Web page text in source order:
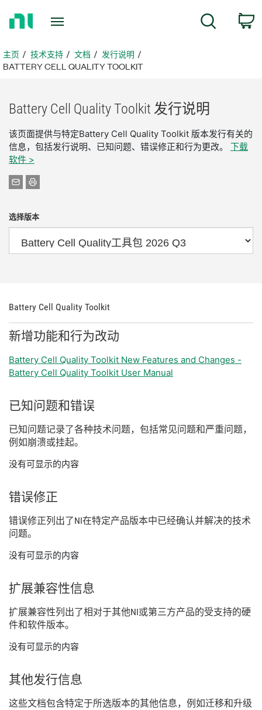
页主页 技术支持 文档
发行说明
BATTERY CELL QUALITY TOOLKIT
Battery Cell Quality Toolkit 发行说明
该页面提供与特定Battery Cell Quality Toolkit 版本发行有关的
信息，包括发行说明、已知问题、错误修正和行为更改。 下载
软件 >
选择版本
Battery Cell Quality Toolkit
新增功能和行为改动
Battery Cell Quality Toolkit New Features and Changes -
Battery Cell Quality Toolkit User Manual
已知问题和错误
已知问题记录了各种技术问题， 包括常见问题和严重问题，
例如崩溃或挂起。
没有可显示的内容
错误修正
错误修正列出了NI在特定产品版本中已经确认并解决的技术
问题。
没有可显示的内容
扩展兼容性信息
扩展兼容性列出了相对于其他NI或第三方产品的受支持的硬
件和软件版本。
没有可显示的内容
其他发行信息
这些文档包含特定于所选版本的其他信息， 例如迁移和升级